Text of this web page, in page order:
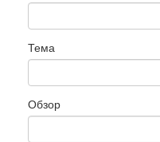
Тема
Обзор